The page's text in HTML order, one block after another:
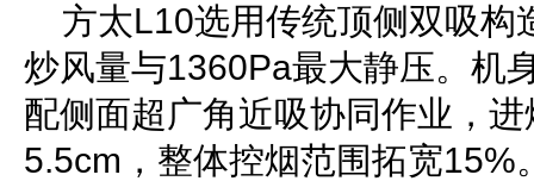
方太L10选用传统顶侧双吸构
炒风量与1360Pa最大静压。机
配侧面超广角近吸协同作业，
5.5cm，整体控烟范围拓宽15%